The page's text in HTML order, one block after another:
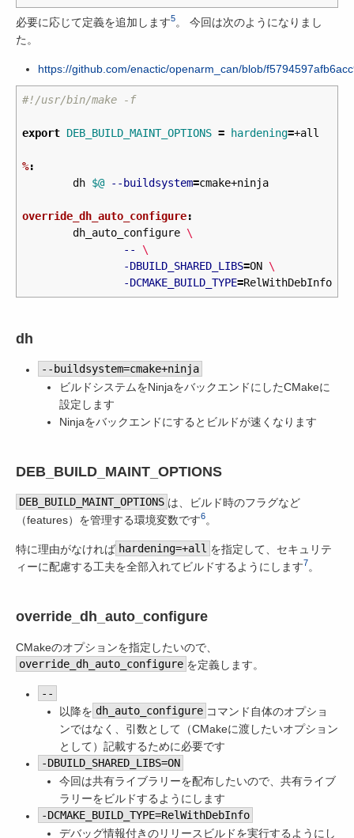
必要に応じて定義を追加します5。 今回は次のようになりまし
た。
https://github.com/enactic/openarm_can/blob/
export DEB_BUILD_MAINT_OPTIONS = hardening=+all
%:
	dh
$@ --buildsystem=cmake+ninja
override_dh_auto_configure:
	dh_auto_configure
\
--
\
-DBUILD_SHARED_LIBS=ON \
-DCMAKE_BUILD_TYPE=
dh
--buildsystem=cmake+ninja
ビルドシステムをNinjaをバックエンドにしたCMakeに
設定します
Ninjaをバックエンドにするとビルドが速くなります
DEB_BUILD_MAINT_OPTIONS
DEB_BUILD_MAINT_OPTIONS は、ビルド時のフラグなど
（features）を管理する環境変数です6。
特に理由がなければ hardening=+all を指定して、セキュリテ
ィーに配慮する工夫を全部入れてビルドするようにします7。
override_dh_auto_configure
CMakeのオプションを指定したいので、
override_dh_auto_configure を定義します。
--
以降を dh_auto_configure コマンド自体のオプショ
ンではなく、引数として（CMakeに渡したいオプション
として）記載するために必要です
-DBUILD_SHARED_LIBS=ON
今回は共有ライブラリーを配布したいので、共有ライブ
ラリーをビルドするようにします
-DCMAKE_BUILD_TYPE=RelWithDebInfo
デバッグ情報付きのリリースビルドを実行するようにし